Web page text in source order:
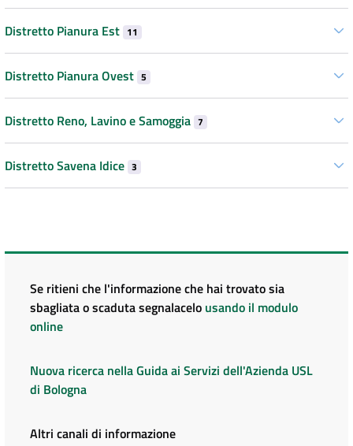
Distretto Pianura Est 11
Distretto Pianura Ovest 5
Distretto Reno, Lavino e Samoggia 7
Distretto Savena Idice 3
Se ritieni che l'informazione che hai trovato sia
sbagliata o scaduta segnalacelo usando il modulo
online
Nuova ricerca nella Guida ai Servizi dell'Azienda USL
di Bologna
Altri canali di informazione